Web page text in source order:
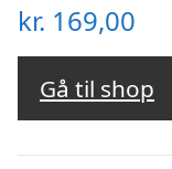
kr. 169,00
Gå til shop